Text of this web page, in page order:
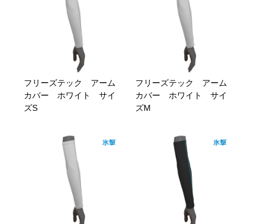
フリーズテック アーム
カバー ホワイト サイ
ズS
フリーズテック アーム
カバー ホワイト サイ
ズM